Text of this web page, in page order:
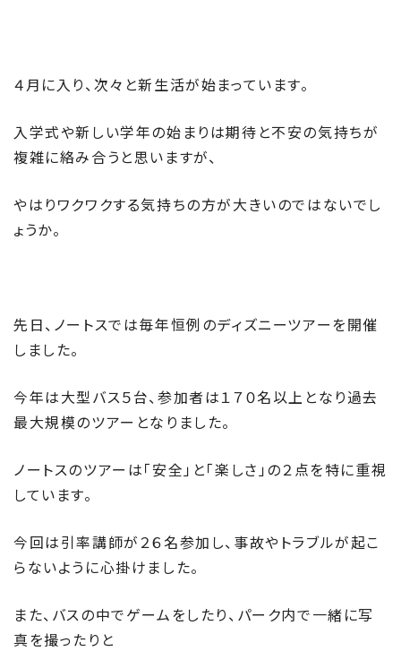
４月に入り、次々と新生活が始まっています。
入学式や新しい学年の始まりは期待と不安の気持ちが
複雑に絡み合うと思いますが、
やはりワクワクする気持ちの方が大きいのではないでし
ょうか。
先日、ノートスでは毎年恒例のディズニーツアーを開催
しました。
今年は大型バス５台、参加者は１７０名以上となり過去
最大規模のツアーとなりました。
ノートスのツアーは「安全」と「楽しさ」の２点を特に重視
しています。
今回は引率講師が２６名参加し、事故やトラブルが起こ
らないように心掛けました。
また、バスの中でゲームをしたり、パーク内で一緒に写
真を撮ったりと